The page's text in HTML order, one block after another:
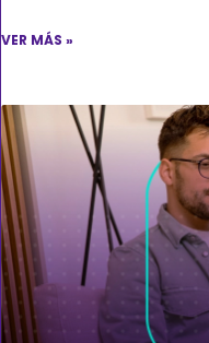
VER MÁS »